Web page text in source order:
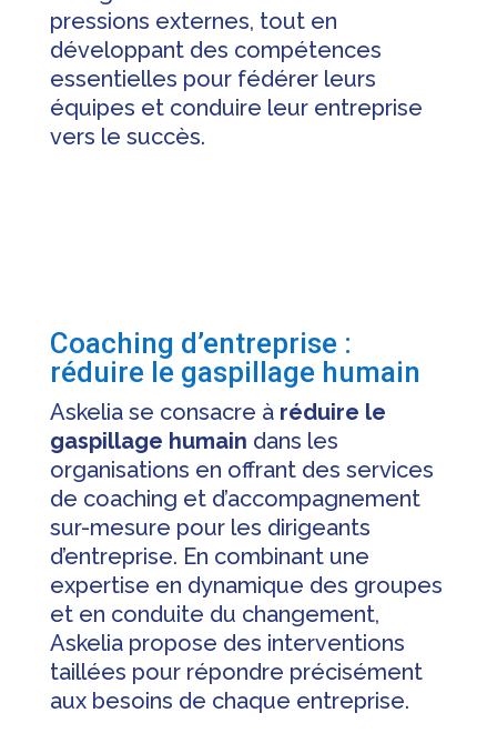
pressions externes, tout en
développant des compétences
essentielles pour fédérer leurs
équipes et conduire leur entreprise
vers le succès.
Coaching d’entreprise :
réduire le gaspillage humain
Askelia se consacre à réduire le
gaspillage humain dans les
organisations en offrant des services
de coaching et d’accompagnement
sur-mesure pour les dirigeants
d’entreprise. En combinant une
expertise en dynamique des groupes
et en conduite du changement,
Askelia propose des interventions
taillées pour répondre précisément
aux besoins de chaque entreprise.